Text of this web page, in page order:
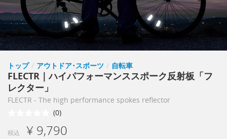
トップ / アウトドア･スポーツ / 自転車
FLECTR｜ハイパフォーマンススポーク反射板「フ
レクター」
FLECTR - The high performance spokes reflector
(0)
税込 ¥ 9,790